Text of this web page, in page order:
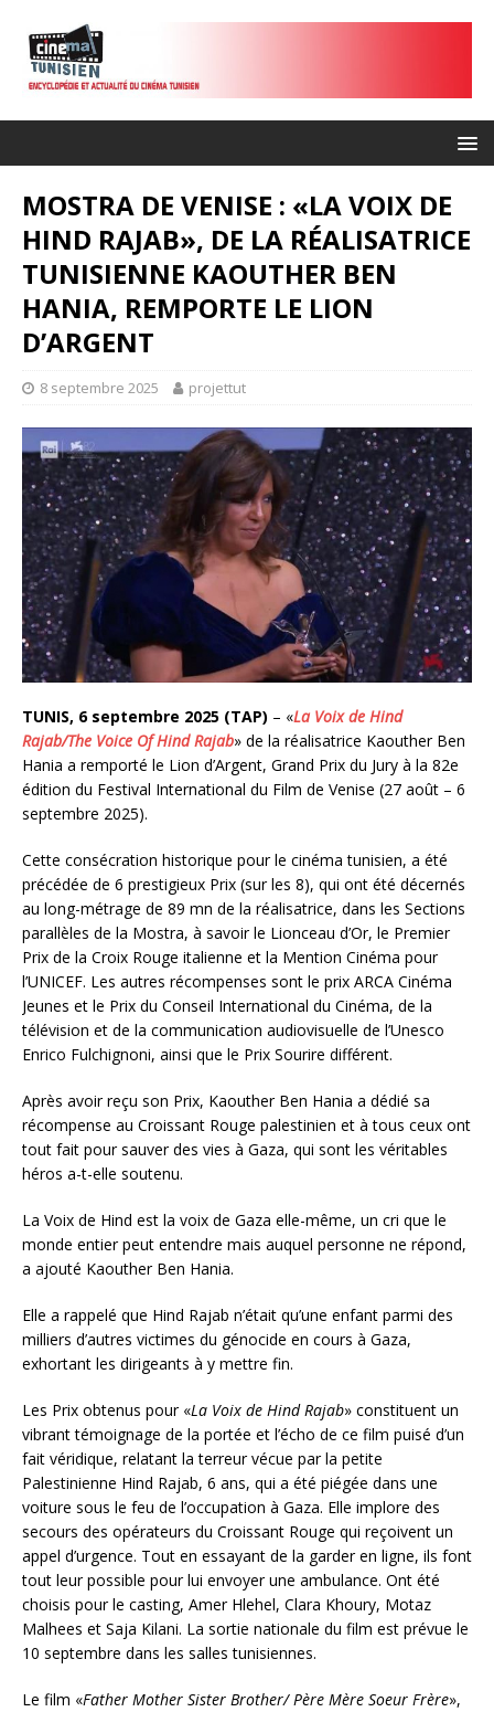
MOSTRA DE VENISE : «LA VOIX DE
HIND RAJAB», DE LA RÉALISATRICE
TUNISIENNE KAOUTHER BEN
HANIA, REMPORTE LE LION
D’ARGENT
8 septembre 2025 projettut
TUNIS, 6 septembre 2025 (TAP) – «La Voix de Hind
Rajab/The Voice Of Hind Rajab» de la réalisatrice Kaouther Ben
Hania a remporté le Lion d’Argent, Grand Prix du Jury à la 82e
édition du Festival International du Film de Venise (27 août – 6
septembre 2025).
Cette consécration historique pour le cinéma tunisien, a été
précédée de 6 prestigieux Prix (sur les 8), qui ont été décernés
au long-métrage de 89 mn de la réalisatrice, dans les Sections
parallèles de la Mostra, à savoir le Lionceau d’Or, le Premier
Prix de la Croix Rouge italienne et la Mention Cinéma pour
l’UNICEF. Les autres récompenses sont le prix ARCA Cinéma
Jeunes et le Prix du Conseil International du Cinéma, de la
télévision et de la communication audiovisuelle de l’Unesco
Enrico Fulchignoni, ainsi que le Prix Sourire différent.
Après avoir reçu son Prix, Kaouther Ben Hania a dédié sa
récompense au Croissant Rouge palestinien et à tous ceux ont
tout fait pour sauver des vies à Gaza, qui sont les véritables
héros a-t-elle soutenu.
La Voix de Hind est la voix de Gaza elle-même, un cri que le
monde entier peut entendre mais auquel personne ne répond,
a ajouté Kaouther Ben Hania.
Elle a rappelé que Hind Rajab n’était qu’une enfant parmi des
milliers d’autres victimes du génocide en cours à Gaza,
exhortant les dirigeants à y mettre fin.
Les Prix obtenus pour «La Voix de Hind Rajab» constituent un
vibrant témoignage de la portée et l’écho de ce film puisé d’un
fait véridique, relatant la terreur vécue par la petite
Palestinienne Hind Rajab, 6 ans, qui a été piégée dans une
voiture sous le feu de l’occupation à Gaza. Elle implore des
secours des opérateurs du Croissant Rouge qui reçoivent un
appel d’urgence. Tout en essayant de la garder en ligne, ils font
tout leur possible pour lui envoyer une ambulance. Ont été
choisis pour le casting, Amer Hlehel, Clara Khoury, Motaz
Malhees et Saja Kilani. La sortie nationale du film est prévue le
10 septembre dans les salles tunisiennes.
Le film «Father Mother Sister Brother/ Père Mère Soeur Frère»,